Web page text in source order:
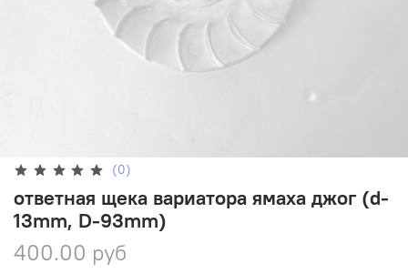
(0)
ответная щека вариатора ямаха джог (d-
13mm, D-93mm)
400.00 руб